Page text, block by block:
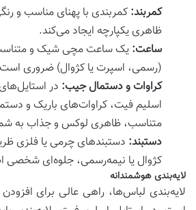
کمربند: کمربندی با پهنای مناسب و
ظاهری یکپارچه ایجاد می‌کند.
ساعت: یک ساعت مچی شیک و
(رسمی، اسپرت یا کژوال) ضروری
کراوات و دستمال جیب: در
اسلیم فیت، کراوات‌های باریک و
متناسب، ظاهری لوکس و جذاب به
دستبند: دستبندهای چرمی یا فلزی
کژوال یا نیمه‌رسمی، جلوه‌ای شخصی
لایه‌بندی هوشمندانه
لایه‌بندی لباس‌ها، راهی عالی برای